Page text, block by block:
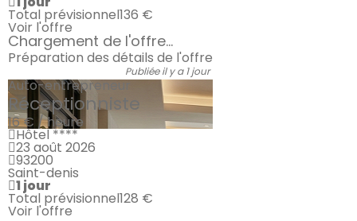
Total prévisionnel136 €
Voir l'offre
Chargement de l'offre...
Préparation des détails de l'offre
Publiée il y a 1 jour
Auto-entrepreneur
Réceptionniste
16 € / heure
Hôtel ****
23 août 2026
93200
Saint-denis
1 jour
Total prévisionnel128 €
Voir l'offre